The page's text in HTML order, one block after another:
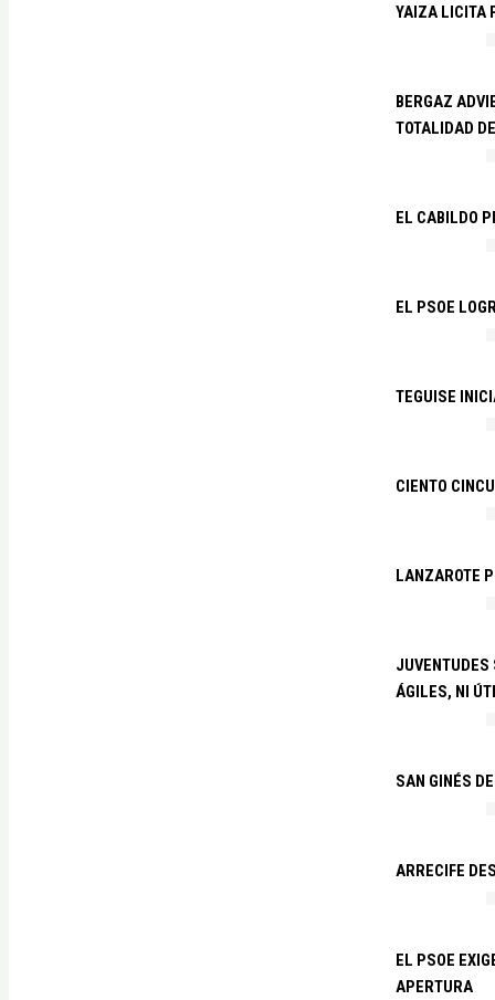
YAIZA LICITA
BERGAZ
TOTALIDAD
EL CABILDO
EL PSOE
TEGUISE
CIENTO
LANZAROTE
JUVENTUDES
ÁGILES, NI
SAN GINÉS
ARRECIFE
EL PSOE
APERTURA